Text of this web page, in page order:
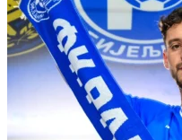
Smjena veznjaka u
Andro Babić otišao u
Portugal, stigao Armin